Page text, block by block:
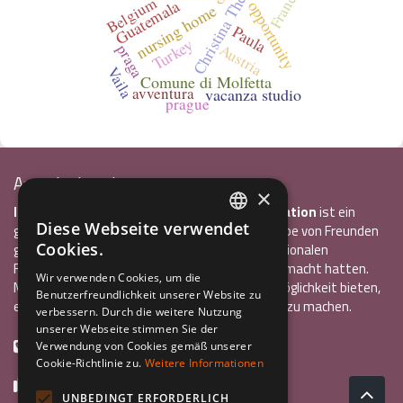
Comune di Molfetta
Guatemala
nursing home opportunity
Paula
Turkey
vacanza studio
Austria
avventura
Belgium
praga
prague
Vaila
Associazione Inco
InCo – Verein für Interkulturelle Kommunikationist ein
gemeinnütziger Verein, der 2004 von einer Gruppe von Freunden
gegründet wurde, die alle bereits einen internationalen
Freiwilligendienst oder ein Auslandsstudium gemacht hatten.
Mit InCo wollten sie anderen Jugendlichen die Möglichkeit bieten,
eine ähnlich bereichernde Erfahrung im Ausland zu machen.
+39 0461 984355
ITALIAN
GERMAN
×
Diese Webseite verwendet
Cookies.
Wir verwenden Cookies, um die
Benutzerfreundlichkeit unserer Website zu
verbessern. Durch die weitere Nutzung
unserer Webseite stimmen Sie der
Verwendung von Cookies gemäß unserer
Cookie-Richtlinie zu. Weitere Informationen
UNBEDINGT ERFORDERLICH